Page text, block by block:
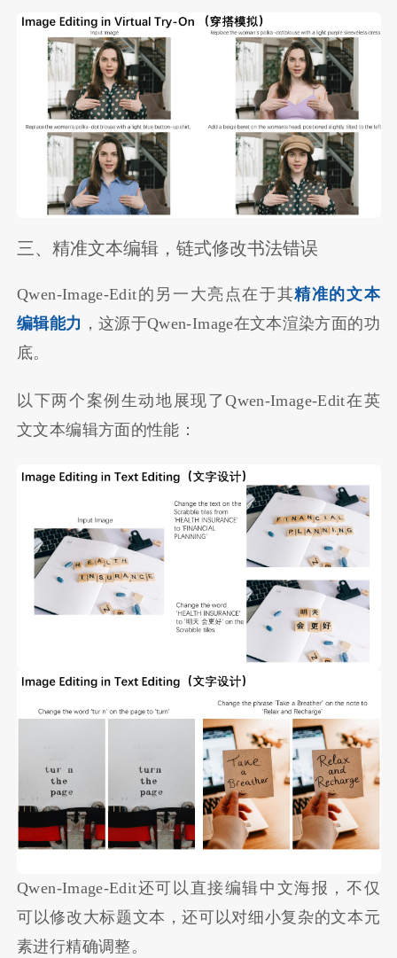
三、精准文本编辑，链式修改书法错误
Qwen-Image-Edit的另一大亮点在于其精准的文本
编辑能力 ，这源于Qwen-Image在文本渲染方面的功
底。
以下两个案例生动地展现了Qwen-Image-Edit在英
文文本编辑方面的性能：
Qwen-Image-Edit还可以直接编辑中文海报，不仅
可以修改大标题文本，还可以对细小复杂的文本元
素进行精确调整。